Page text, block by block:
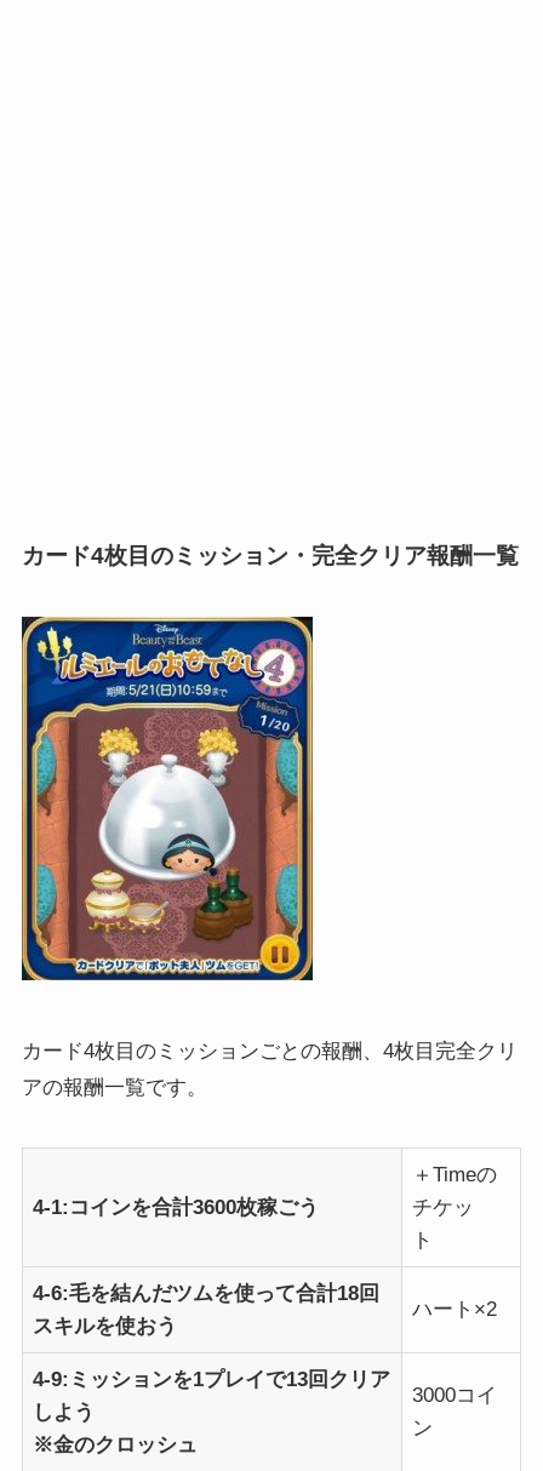
カード4枚目のミッション・完全クリア報酬一覧
カード4枚目のミッションごとの報酬、4枚目完全クリ
アの報酬一覧です。
4-1:コインを合計3600枚稼ごう
＋Timeの
チケッ
ト
4-6:毛を結んだツムを使って合計18回
スキルを使おう
ハート×2
4-9:ミッションを1プレイで13回クリア
しよう
※金のクロッシュ
3000コイ
ン